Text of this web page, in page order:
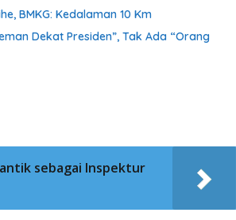
BMKG: Kedalaman 10 Km
Dekat Presiden”, Tak Ada “Orang
sebagai Inspektur